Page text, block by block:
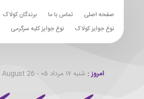
صفحه اصلی تماس با ما برندگان کولاک
نوع جوایز کولاک
نوع جوایز کلبه سرگرمی
امروز : شنبه ۱۷ مرداد ۰۵ - Saturday 8th August 26